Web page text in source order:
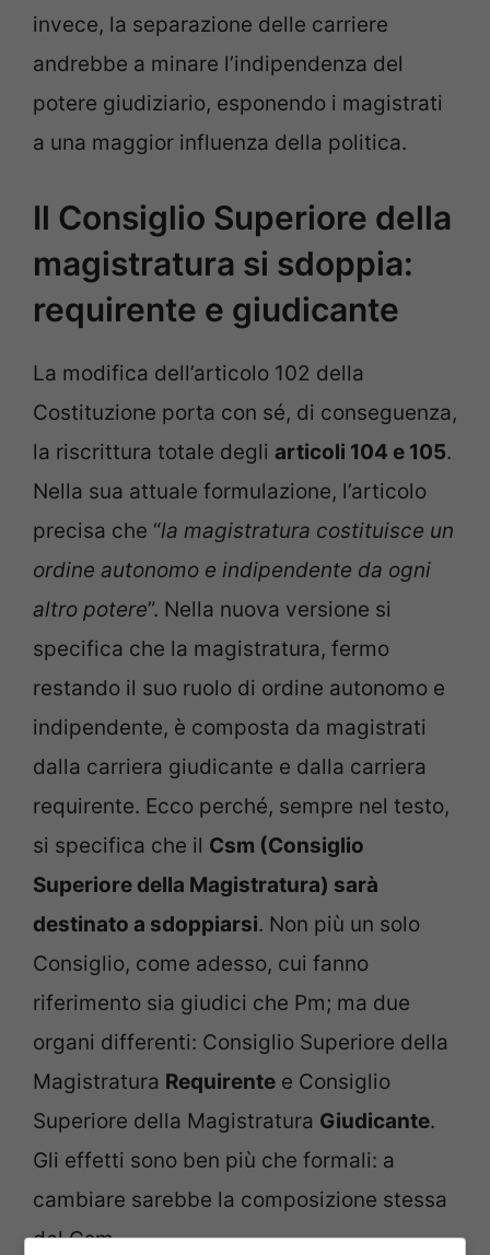
invece, la separazione delle carriere
andrebbe a minare l’indipendenza del
potere giudiziario, esponendo i magistrati
a una maggior influenza della politica.
Il Consiglio Superiore della
magistratura si sdoppia:
requirente e giudicante
La modifica dell’articolo 102 della
Costituzione porta con sé, di conseguenza,
la riscrittura totale degli articoli 104 e 105.
Nella sua attuale formulazione, l’articolo
precisa che “la magistratura costituisce un
ordine autonomo e indipendente da ogni
altro potere”. Nella nuova versione si
specifica che la magistratura, fermo
restando il suo ruolo di ordine autonomo e
indipendente, è composta da magistrati
dalla carriera giudicante e dalla carriera
requirente. Ecco perché, sempre nel testo,
si specifica che il Csm (Consiglio
Superiore della Magistratura) sarà
destinato a sdoppiarsi. Non più un solo
Consiglio, come adesso, cui fanno
riferimento sia giudici che Pm; ma due
organi differenti: Consiglio Superiore della
Magistratura Requirente e Consiglio
Superiore della Magistratura Giudicante.
Gli effetti sono ben più che formali: a
cambiare sarebbe la composizione stessa
del Csm.